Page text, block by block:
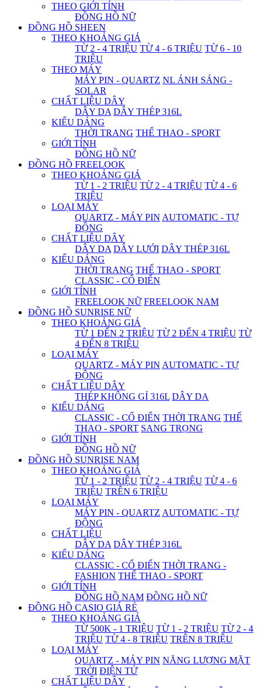
THEO GIỚI TÍNH
ĐỒNG HỒ NỮ
ĐỒNG HỒ SHEEN
THEO KHOẢNG GIÁ
TỪ 2 - 4 TRIỆU TỪ 4 - 6 TRIỆU TỪ 6 - 10
TRIỆU
THEO MÁY
MÁY PIN - QUARTZ NL ÁNH SÁNG -
SOLAR
CHẤT LIỆU DÂY
DÂY DA DÂY THÉP 316L
KIỂU DÁNG
THỜI TRANG THỂ THAO - SPORT
GIỚI TÍNH
ĐỒNG HỒ NỮ
ĐỒNG HỒ FREELOOK
THEO KHOẢNG GIÁ
TỪ 1 - 2 TRIỆU TỪ 2 - 4 TRIỆU TỪ 4 - 6
TRIỆU
LOẠI MÁY
QUARTZ - MÁY PIN AUTOMATIC - TỰ
ĐỘNG
CHẤT LIỆU DÂY
DÂY DA DÂY LƯỚI DÂY THÉP 316L
KIỂU DÁNG
THỜI TRANG THỂ THAO - SPORT
CLASSIC - CỔ ĐIỂN
GIỚI TÍNH
FREELOOK NỮ FREELOOK NAM
ĐỒNG HỒ SUNRISE NỮ
THEO KHOẢNG GIÁ
TỪ 1 ĐẾN 2 TRIỆU TỪ 2 ĐẾN 4 TRIỆU TỪ
4 ĐẾN 8 TRIỆU
LOẠI MÁY
QUARTZ - MÁY PIN AUTOMATIC - TỰ
ĐỘNG
CHẤT LIỆU DÂY
THÉP KHÔNG GỈ 316L DÂY DA
KIỂU DÁNG
CLASSIC - CỔ ĐIỂN THỜI TRANG THỂ
THAO - SPORT SANG TRỌNG
GIỚI TÍNH
ĐỒNG HỒ NỮ
ĐỒNG HỒ SUNRISE NAM
THEO KHOẢNG GIÁ
TỪ 1 - 2 TRIỆU TỪ 2 - 4 TRIỆU TỪ 4 - 6
TRIỆU TRÊN 6 TRIỆU
LOẠI MÁY
MÁY PIN - QUARTZ AUTOMATIC - TỰ
ĐỘNG
CHẤT LIỆU
DÂY DA DÂY THÉP 316L
KIỂU DÁNG
CLASSIC - CỔ ĐIỂN THỜI TRANG -
FASHION THỂ THAO - SPORT
GIỚI TÍNH
ĐỒNG HỒ NAM ĐỒNG HỒ NỮ
ĐỒNG HỒ CASIO GIÁ RẺ
THEO KHOẢNG GIÁ
TỪ 500K - 1 TRIỆU TỪ 1 - 2 TRIỆU TỪ 2 - 4
TRIỆU TỪ 4 - 8 TRIỆU TRÊN 8 TRIỆU
LOẠI MÁY
QUARTZ - MÁY PIN NĂNG LƯỢNG MẶT
TRỜI ĐIỆN TỬ
CHẤT LIỆU DÂY